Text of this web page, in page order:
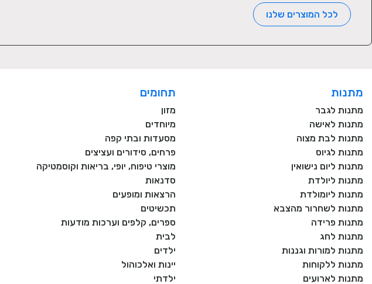
*ערכה כוללת כוכב אחד
לכל המוצרים שלנו
מתנות
מתנות לגבר
מתנות לאישה
מתנות לבת מצוה
מתנות לגיוס
מתנות ליום נישואין
מתנות ליולדת
מתנות ליומולדת
מתנות לשחרור מהצבא
מתנות פרידה
מתנות לחג
מתנות למורות וגננות
מתנות ללקוחות
מתנות לארועים
תחומים
מזון
מיוחדים
מסעדות ובתי קפה
פרחים, סידורים ועציצים
מוצרי טיפוח, יופי, בריאות וקוסמטיקה
סדנאות
הרצאות ומופעים
תכשיטים
ספרים, קלפים וערכות מודעות
לבית
ילדים
יינות ואלכוהול
ילדתי